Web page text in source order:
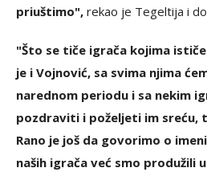
priuštimo", rekao je Tegeltija i
"Što se tiče igrača kojima
je i Vojnović, sa svima njima
narednom periodu i sa nekim
pozdraviti i poželjeti im sreću,
Rano je još da govorimo o
naših igrača već smo produžili